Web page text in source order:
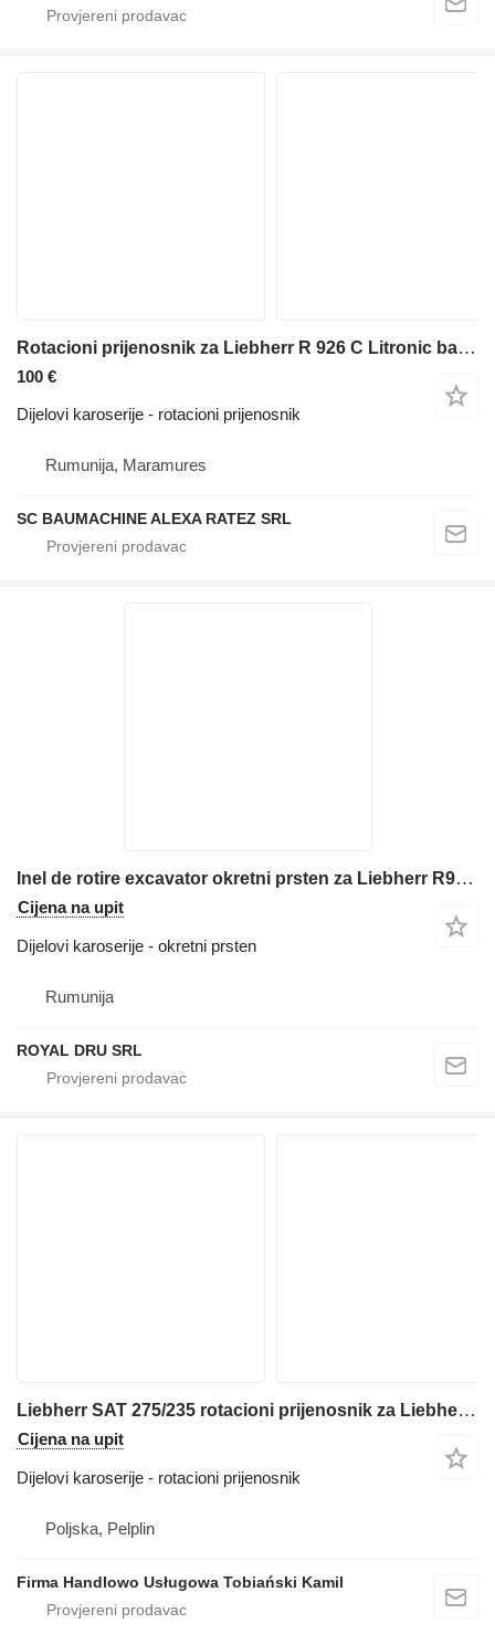
Rotacioni prijenosnik za Liebherr R 926 C Litronic bagera
100 €
Dijelovi karoserije - rotacioni prijenosnik
Rumunija, Maramures
SC BAUMACHINE ALEXA RATEZ SRL
Inel de rotire excavator okretni prsten za Liebherr R922HD SL R922LC R924 Litronic R925 R925B R926LC građevinske mašine
Cijena na upit
Dijelovi karoserije - okretni prsten
Rumunija
ROYAL DRU SRL
Liebherr SAT 275/235 rotacioni prijenosnik za Liebherr R914B bagera
Cijena na upit
Dijelovi karoserije - rotacioni prijenosnik
Poljska, Pelplin
Firma Handlowo Usługowa Tobiański Kamil